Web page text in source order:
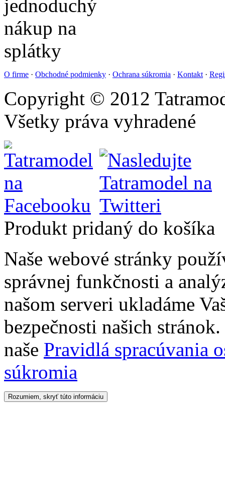
O firme · Obchodné podmienky · Ochrana súkromia · Kontakt ·
Copyright © 2012
Všetky práva vyhradené
Produkt pridaný do košíka
Naše webové stránky
správnej funkčnosti a
našom serveri ukladáme
bezpečnosti našich
naše Pravidlá spracúvania
súkromia
Rozumiem, skryť túto informáciu